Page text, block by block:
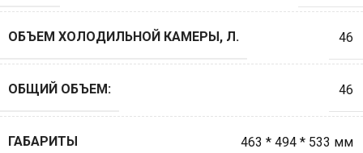
ОБЪЕМ ХОЛОДИЛЬНОЙ КАМЕРЫ, Л. 46
ОБЩИЙ ОБЪЕМ: 46
ГАБАРИТЫ 463 * 494 * 533 мм